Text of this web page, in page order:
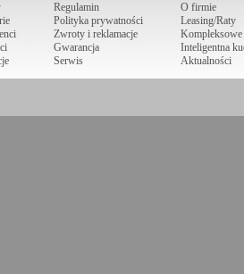
Regulamin
Polityka prywatności
Zwroty i reklamacje
Gwarancja
Serwis
O firmie
Leasing/Raty
Kompleksowe
Inteligentna
Aktualności